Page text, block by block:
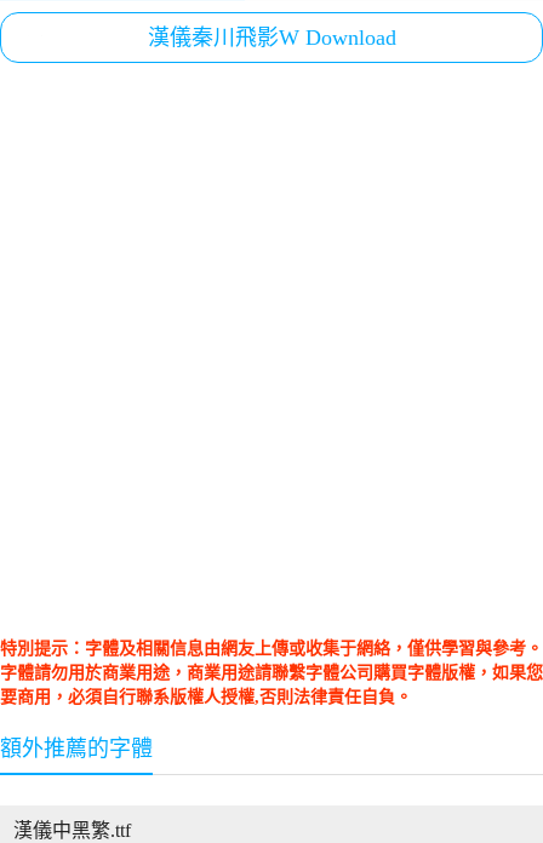
漢儀秦川飛影W Download
特別提示：字體及相關信息由網友上傳或收集于網絡，僅供學習與參考。
字體請勿用於商業用途，商業用途請聯繫字體公司購買字體版權，如果您
要商用，必須自行聯系版權人授權,否則法律責任自負。
額外推薦的字體
漢儀中黑繁.ttf